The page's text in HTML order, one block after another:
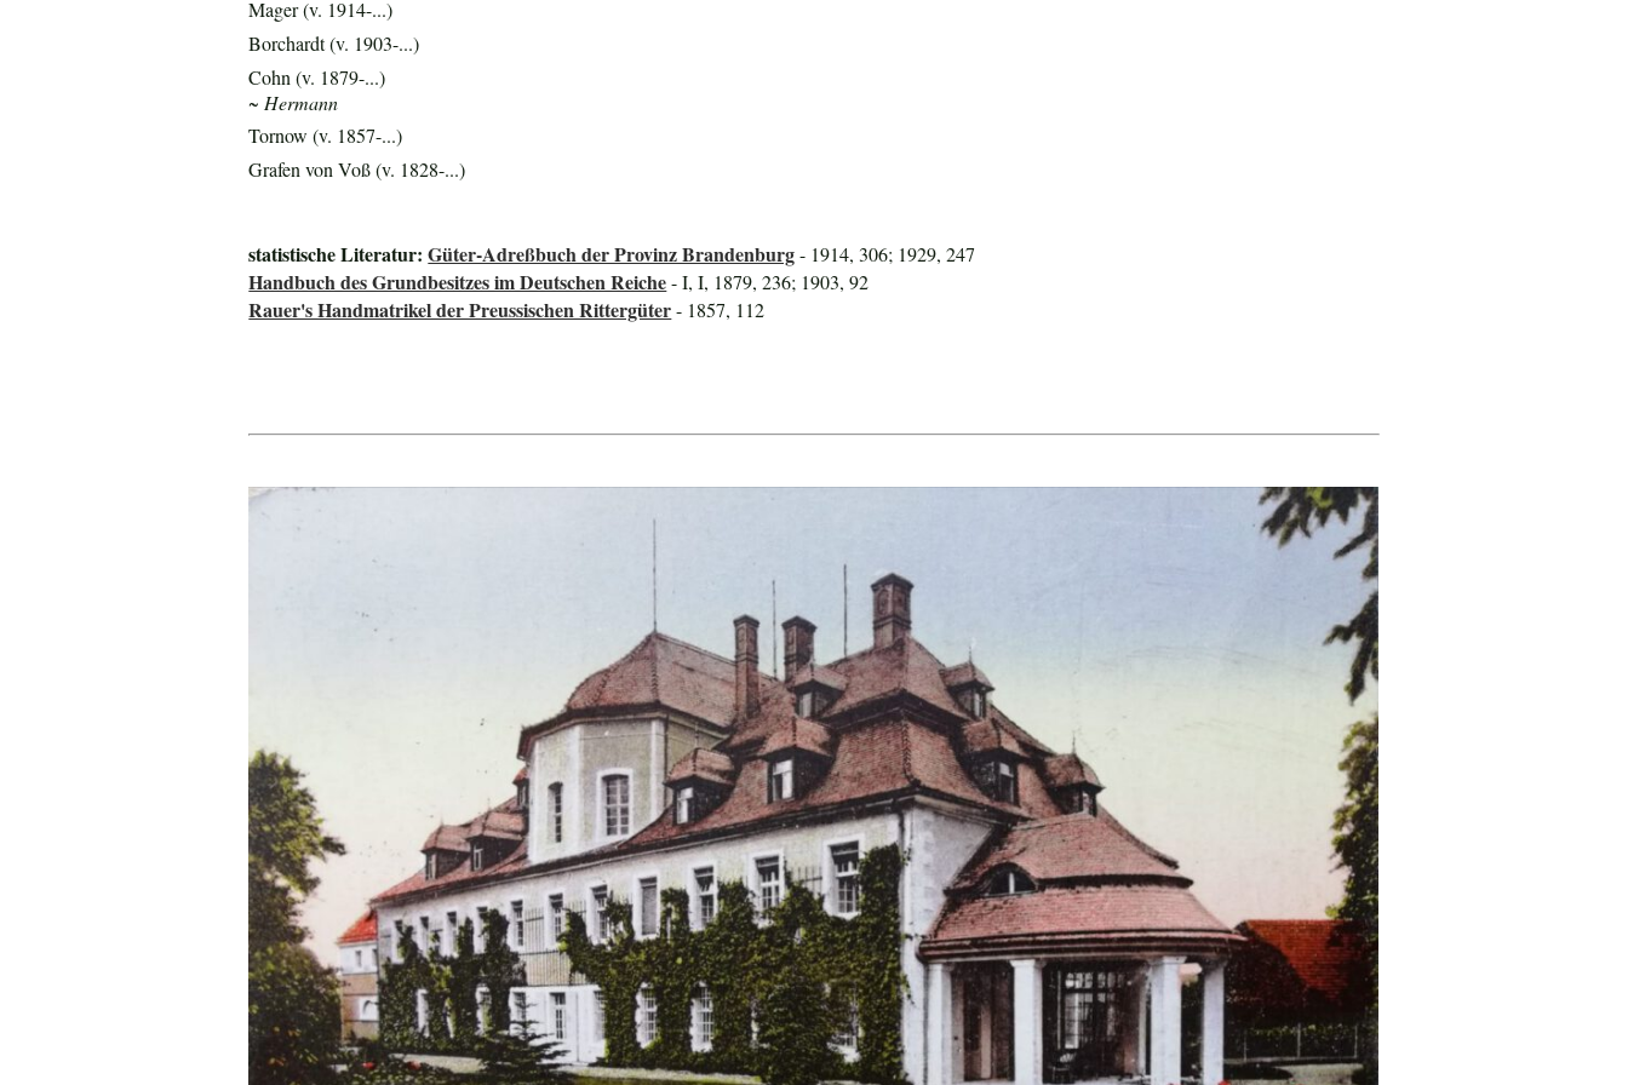
Mager (v. 1914-...)
Borchardt (v. 1903-...)
Cohn (v. 1879-...)
~ Hermann
Tornow (v. 1857-...)
Grafen von Voß (v. 1828-...)
statistische Literatur:Güter-Adreßbuch der Provinz Brandenburg- 1914, 306; 1929, 247
Handbuch des Grundbesitzes im Deutschen Reiche- I, I, 1879, 236; 1903, 92
Rauer's Handmatrikel der Preussischen Rittergüter- 1857, 112